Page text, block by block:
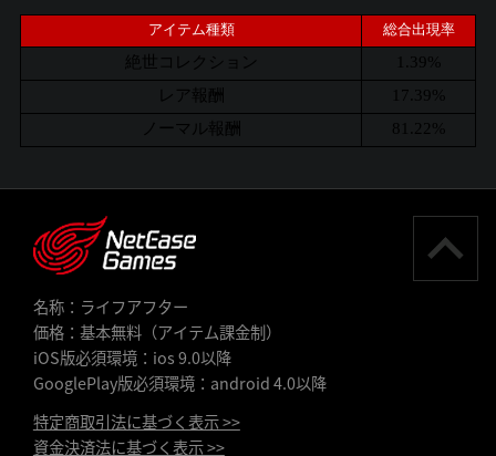
アイテム種類 総合出現率
絶世コレクション
1.39%
レア報酬
17.39%
ノーマル報酬
81.22%
名称：ライフアフター
価格：基本無料（アイテム課金制）
iOS版必須環境：ios 9.0以降
GooglePlay版必須環境：android 4.0以降
特定商取引法に基づく表示 >>
資金決済法に基づく表示 >>